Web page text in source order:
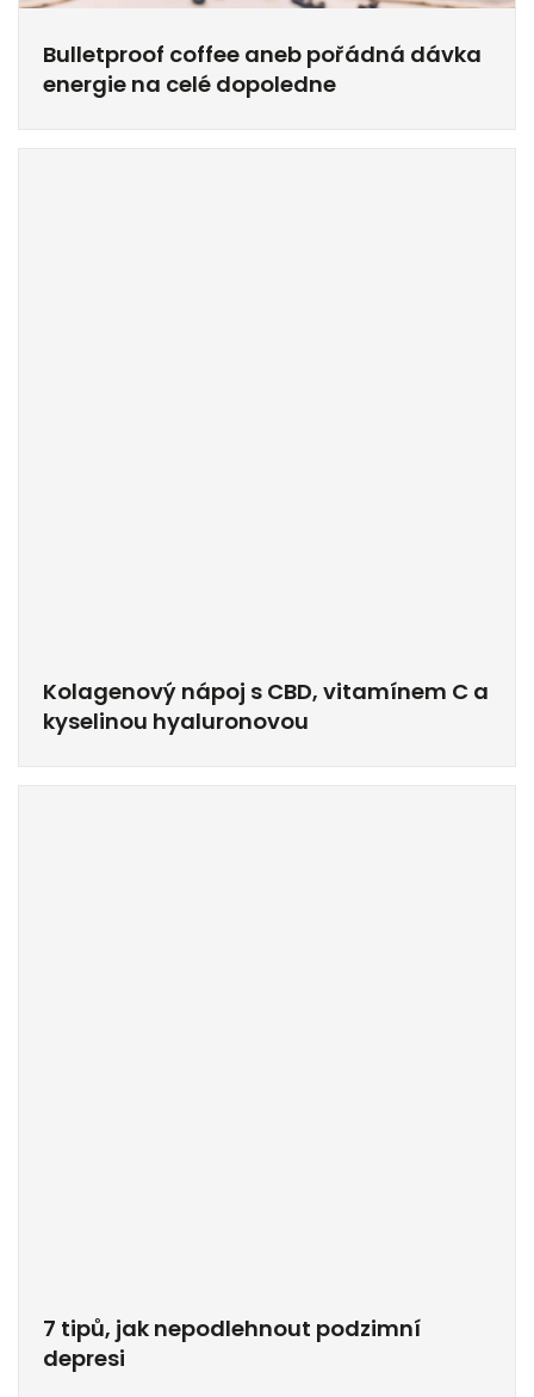
Bulletproof coffee aneb pořádná dávka
energie na celé dopoledne
Kolagenový nápoj s CBD, vitamínem C a
kyselinou hyaluronovou
7 tipů, jak nepodlehnout podzimní
depresi